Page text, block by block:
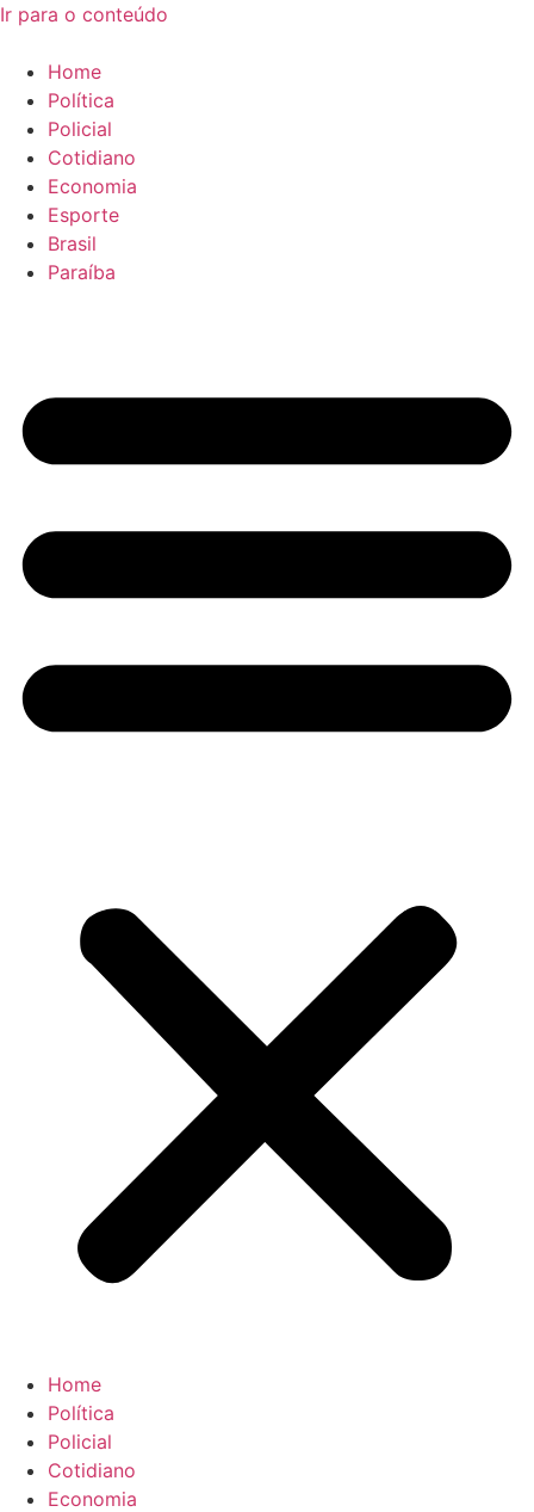
Ir para o conteúdo
Home
Política
Policial
Cotidiano
Economia
Esporte
Brasil
Paraíba
Home
Política
Policial
Cotidiano
Economia